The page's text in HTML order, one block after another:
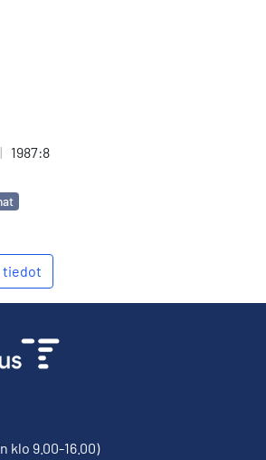
| 1987:8
tiedot
klo 9.00-16.00)